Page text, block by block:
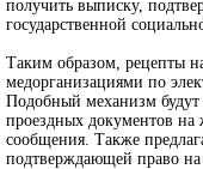
получить выписку,
государственной
Таким образом, рецепты
медорганизациями по
Подобный механизм
проездных документов на
сообщения. Также
подтверждающей право на